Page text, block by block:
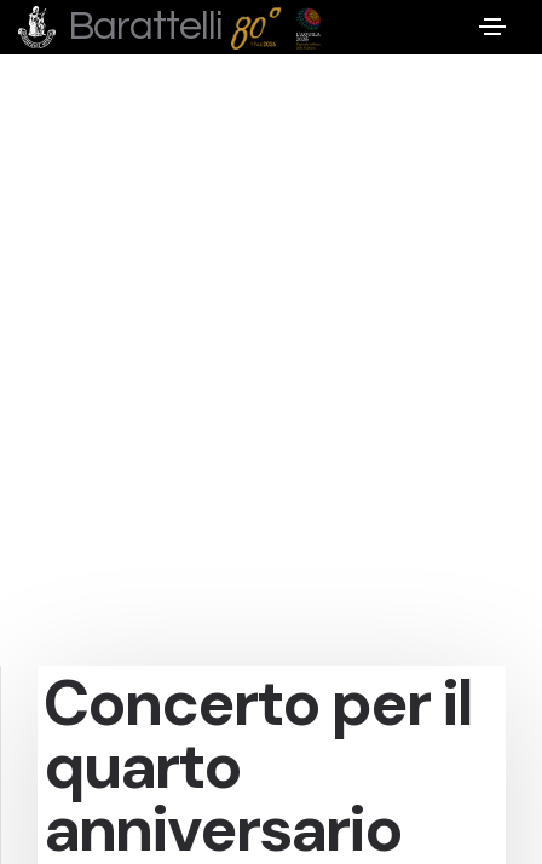
Barattelli
Concerto per il
quarto
anniversario